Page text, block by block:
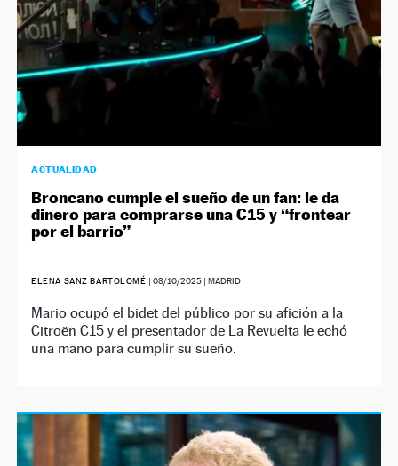
ACTUALIDAD
Broncano cumple el sueño de un fan: le da
dinero para comprarse una C15 y “frontear
por el barrio”
ELENA SANZ BARTOLOMÉ | 08/10/2025| MADRID
Mario ocupó el bidet del público por su afición a la
Citroën C15 y el presentador de La Revuelta le echó
una mano para cumplir su sueño.